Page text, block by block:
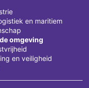
en maritiem
omgeving
en veiligheid